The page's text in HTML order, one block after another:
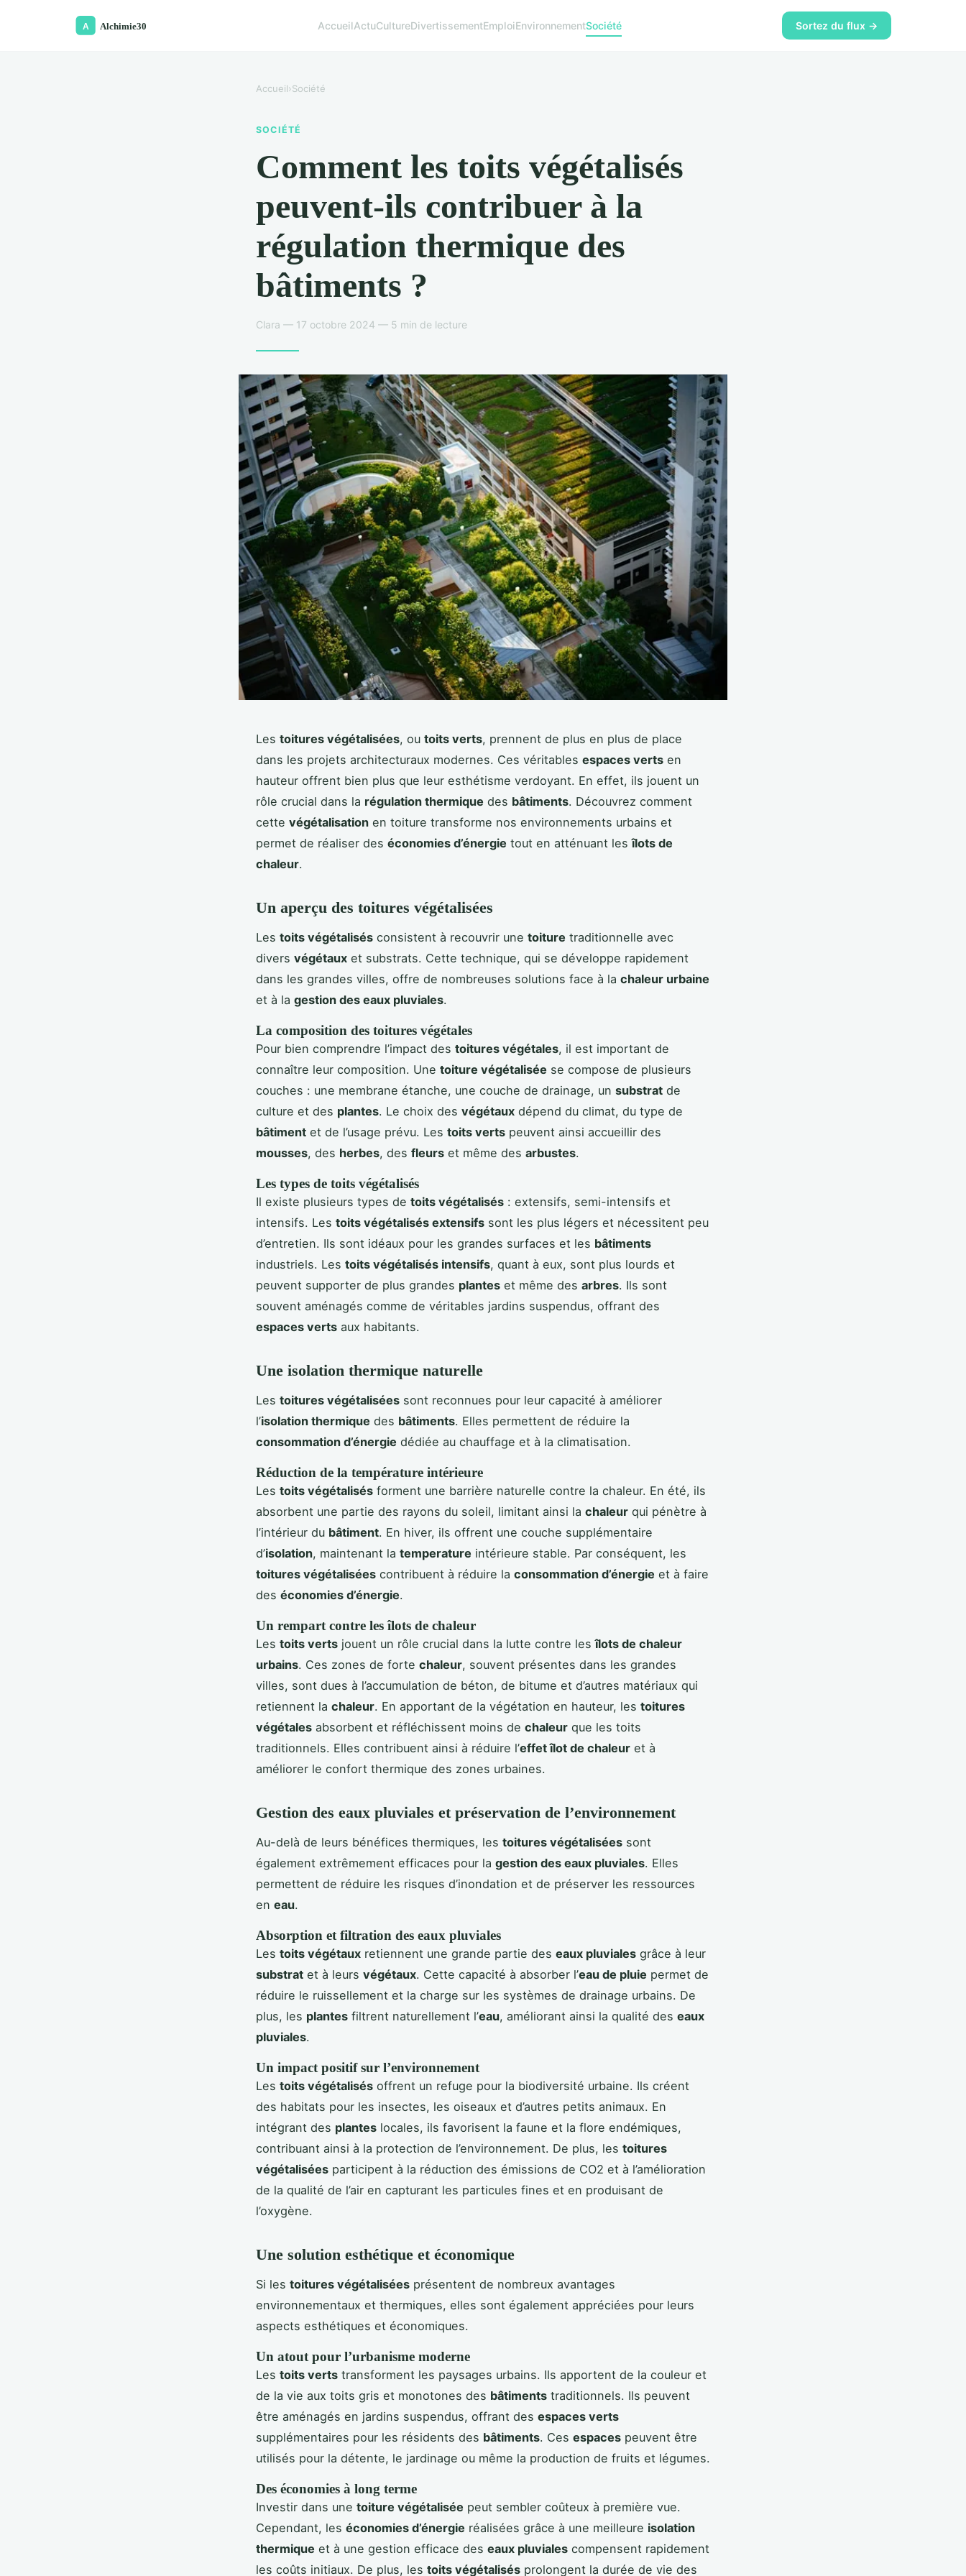
AccueilActuCultureDivertissementEmploiEnvironnementSociété Sortez du flux →
Accueil›Société
SOCIÉTÉ
Comment les toits végétalisés
peuvent-ils contribuer à la
régulation thermique des
bâtiments ?
Clara — 17 octobre 2024 — 5 min de lecture
Les toitures végétalisées, ou toits verts, prennent de plus en plus de place
dans les projets architecturaux modernes. Ces véritables espaces verts en
hauteur offrent bien plus que leur esthétisme verdoyant. En effet, ils jouent un
rôle crucial dans la régulation thermique des bâtiments. Découvrez comment
cette végétalisation en toiture transforme nos environnements urbains et
permet de réaliser des économies d’énergie tout en atténuant lesîlots de
chaleur.
Un aperçu des toitures végétalisées
Les toits végétalisés consistent à recouvrir une toiture traditionnelle avec
divers végétaux et substrats. Cette technique, qui se développe rapidement
dans les grandes villes, offre de nombreuses solutions face à la chaleur urbaine
et à la gestion des eaux pluviales.
La composition des toitures végétales
Pour bien comprendre l’impact des toitures végétales, il est important de
connaître leur composition. Une toiture végétalisée se compose de plusieurs
couches : une membrane étanche, une couche de drainage, un substrat de
culture et des plantes. Le choix des végétaux dépend du climat, du type de
bâtiment et de l’usage prévu. Les toits verts peuvent ainsi accueillir des
mousses, des herbes, des fleurs et même des arbustes.
Les types de toits végétalisés
Il existe plusieurs types de toits végétalisés : extensifs, semi-intensifs et
intensifs. Les toits végétalisés extensifs sont les plus légers et nécessitent peu
d’entretien. Ils sont idéaux pour les grandes surfaces et les bâtiments
industriels. Les toits végétalisés intensifs, quant à eux, sont plus lourds et
peuvent supporter de plus grandes plantes et même des arbres. Ils sont
souvent aménagés comme de véritables jardins suspendus, offrant des
espaces verts aux habitants.
Une isolation thermique naturelle
Les toitures végétalisées sont reconnues pour leur capacité à améliorer
l’isolation thermique des bâtiments. Elles permettent de réduire la
consommation d’énergie dédiée au chauffage et à la climatisation.
Réduction de la température intérieure
Les toits végétalisés forment une barrière naturelle contre la chaleur. En été, ils
absorbent une partie des rayons du soleil, limitant ainsi la chaleur qui pénètre à
l’intérieur du bâtiment. En hiver, ils offrent une couche supplémentaire
d’isolation, maintenant la temperature intérieure stable. Par conséquent, les
toitures végétalisées contribuent à réduire la consommation d’énergie et à faire
des économies d’énergie.
Un rempart contre les îlots de chaleur
Les toits verts jouent un rôle crucial dans la lutte contre lesîlots de chaleur
urbains. Ces zones de forte chaleur, souvent présentes dans les grandes
villes, sont dues à l’accumulation de béton, de bitume et d’autres matériaux qui
retiennent la chaleur. En apportant de la végétation en hauteur, les toitures
végétales absorbent et réfléchissent moins de chaleur que les toits
traditionnels. Elles contribuent ainsi à réduire l’effet îlot de chaleur et à
améliorer le confort thermique des zones urbaines.
Gestion des eaux pluviales et préservation de l’environnement
Au-delà de leurs bénéfices thermiques, les toitures végétalisées sont
également extrêmement efficaces pour la gestion des eaux pluviales. Elles
permettent de réduire les risques d’inondation et de préserver les ressources
en eau.
Absorption et filtration des eaux pluviales
Les toits végétaux retiennent une grande partie des eaux pluviales grâce à leur
substrat et à leurs végétaux. Cette capacité à absorber l’eau de pluie permet de
réduire le ruissellement et la charge sur les systèmes de drainage urbains. De
plus, les plantes filtrent naturellement l’eau, améliorant ainsi la qualité des eaux
pluviales.
Un impact positif sur l’environnement
Les toits végétalisés offrent un refuge pour la biodiversité urbaine. Ils créent
des habitats pour les insectes, les oiseaux et d’autres petits animaux. En
intégrant des plantes locales, ils favorisent la faune et la flore endémiques,
contribuant ainsi à la protection de l’environnement. De plus, les toitures
végétalisées participent à la réduction des émissions de CO2 et à l’amélioration
de la qualité de l’air en capturant les particules fines et en produisant de
l’oxygène.
Une solution esthétique et économique
Si les toitures végétalisées présentent de nombreux avantages
environnementaux et thermiques, elles sont également appréciées pour leurs
aspects esthétiques et économiques.
Un atout pour l’urbanisme moderne
Les toits verts transforment les paysages urbains. Ils apportent de la couleur et
de la vie aux toits gris et monotones des bâtiments traditionnels. Ils peuvent
être aménagés en jardins suspendus, offrant des espaces verts
supplémentaires pour les résidents des bâtiments. Ces espaces peuvent être
utilisés pour la détente, le jardinage ou même la production de fruits et légumes.
Des économies à long terme
Investir dans une toiture végétalisée peut sembler coûteux à première vue.
Cependant, les économies d’énergie réalisées grâce à une meilleure isolation
thermique et à une gestion efficace des eaux pluviales compensent rapidement
les coûts initiaux. De plus, les toits végétalisés prolongent la durée de vie des